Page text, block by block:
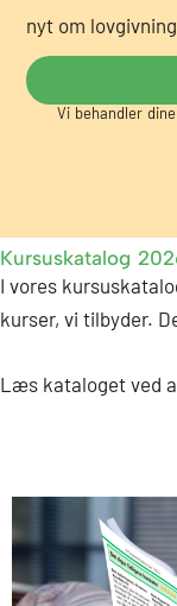
n
r
.
y
h
e
i
l
nyt om
Vi behandler
Kursuskatalog
I vores
kurser, vi tilbyder.
Læs kataloget ved